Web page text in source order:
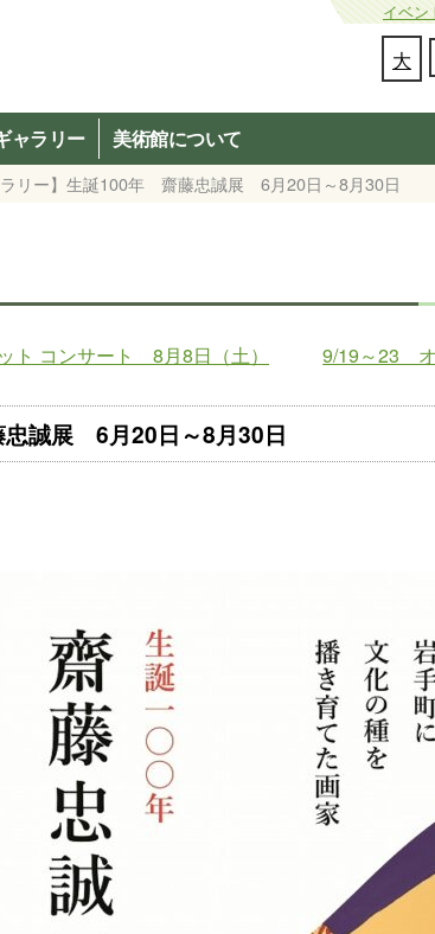
イベン
大
ャラリー 美術館について
リー】生誕100年 齋藤忠誠展 6月20日～8月30日
ト コンサート 8月8日（土） 9/19～23
忠誠展 6月20日～8月30日